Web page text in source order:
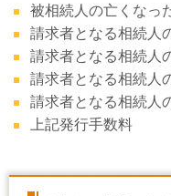
被相続人の亡くなっ
請求者となる相続人
請求者となる相続人
請求者となる相続人
請求者となる相続人
上記発行手数料